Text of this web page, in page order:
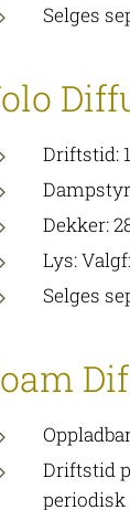
Selges
Driftstid:
Dekker:
Lys:
Selges
Driftstid
periodisk